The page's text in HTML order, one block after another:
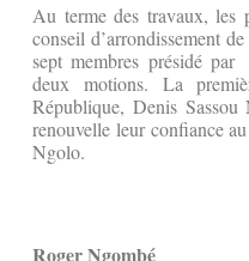
Au terme des travaux, les
conseil d’arrondissement
sept membres présidé
deux motions. La
République, Denis
renouvelle leur confiance
Ngolo.
Roger Ngombé